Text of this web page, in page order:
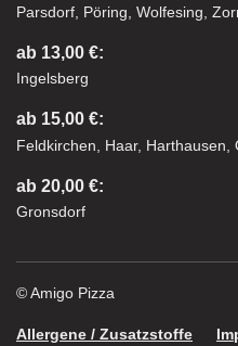
Parsdorf, Pöring, Wolfesing,
ab 13,00 €:
Ingelsberg
ab 15,00 €:
Feldkirchen, Haar,
ab 20,00 €:
Gronsdorf
© Amigo Pizza
Allergene / Zusatzstoffe